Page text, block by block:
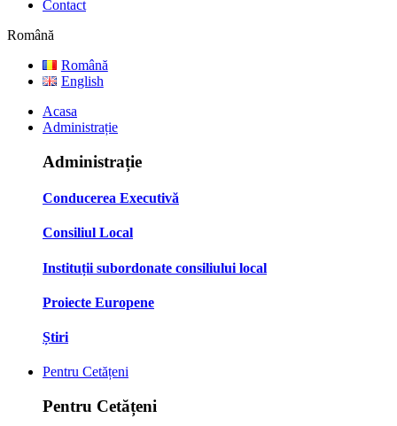
Contact
Română
Română
English
Acasa
Administrație
Administrație
Conducerea Executivă
Consiliul Local
Instituții subordonate consiliului local
Proiecte Europene
Știri
Pentru Cetățeni
Pentru Cetățeni